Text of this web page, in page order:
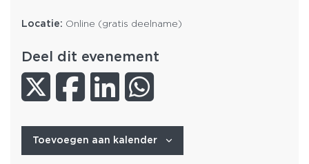
Locatie: Online (gratis deelname)
Deel dit evenement
Toevoegen aan kalender